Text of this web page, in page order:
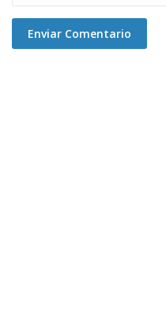
Enviar Comentario